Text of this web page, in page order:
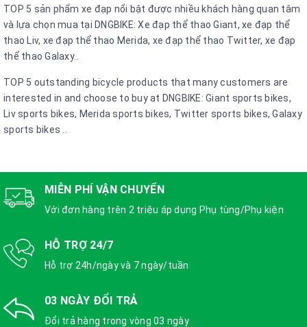
TOP 5 sản phẩm xe đạp nổi bật được nhiều khách hàng quan tâm
và lựa chọn mua tại DNGBIKE: Xe đạp thể thao Giant, xe đạp thể
thao Liv, xe đạp thể thao Merida, xe đạp thể thao Twitter, xe đạp
thể thao Galaxy..
TOP 5 outstanding bicycle products that many customers are
interested in and choose to buy at DNGBIKE: Giant sports bikes,
Liv sports bikes, Merida sports bikes, Twitter sports bikes, Galaxy
sports bikes ..
MIỄN PHÍ VẬN CHUYỂN
Với đơn hàng trên 2 triệu áp dụng Phụ tùng/Phụ kiện
HỖ TRỢ 24/7
Hỗ trợ 24h/ngày và 7 ngày/tuần
03 NGÀY ĐỔI TRẢ
Đổi trả hàng trong vòng 03 ngày